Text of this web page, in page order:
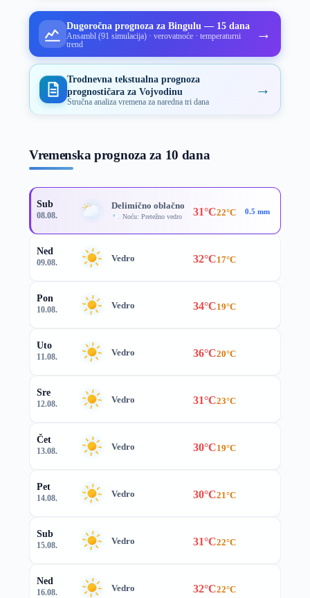
Dugoročna prognoza za Bingulu — 15 dana
Ansambl (91 simulacija) · verovatnoće · temperaturni
trend
→
Trodnevna tekstualna prognoza
prognostičara za Vojvodinu
Stručna analiza vremena za naredna tri dana
→
Vremenska prognoza za 10 dana
Sub
08.08.
Delimično oblačno
Noću: Pretežno vedro 31°C22°C 0.5 mm
Ned
09.08. Vedro 32°C17°C
Pon
10.08. Vedro 34°C19°C
Uto
11.08. Vedro 36°C20°C
Sre
12.08. Vedro 31°C23°C
Čet
13.08. Vedro 30°C19°C
Pet
14.08. Vedro 30°C21°C
Sub
15.08. Vedro 31°C22°C
Ned
16.08. Vedro 32°C22°C